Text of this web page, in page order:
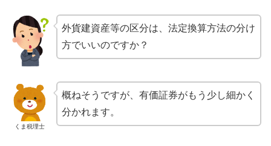
外貨建資産等の区分は、法定換算方法の分け
方でいいのですか？
くま税理士
概ねそうですが、有価証券がもう少し細かく
分かれます。